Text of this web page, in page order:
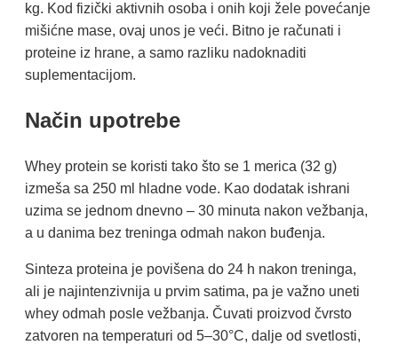
kg. Kod fizički aktivnih osoba i onih koji žele povećanje
mišićne mase, ovaj unos je veći. Bitno je računati i
proteine iz hrane, a samo razliku nadoknaditi
suplementacijom.
Način upotrebe
Whey protein se koristi tako što se 1 merica (32 g)
izmeša sa 250 ml hladne vode. Kao dodatak ishrani
uzima se jednom dnevno – 30 minuta nakon vežbanja,
a u danima bez treninga odmah nakon buđenja.
Sinteza proteina je povišena do 24 h nakon treninga,
ali je najintenzivnija u prvim satima, pa je važno uneti
whey odmah posle vežbanja. Čuvati proizvod čvrsto
zatvoren na temperaturi od 5–30°C, dalje od svetlosti,